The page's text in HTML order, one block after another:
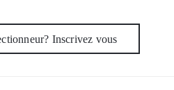
Inscrivez vous